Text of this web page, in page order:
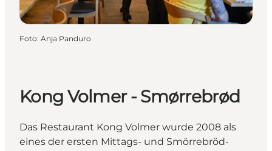
Foto: Anja Panduro
Kong Volmer - Smørrebrød
Das Restaurant Kong Volmer wurde 2008 als
eines der ersten Mittags- und Smörrebröd-